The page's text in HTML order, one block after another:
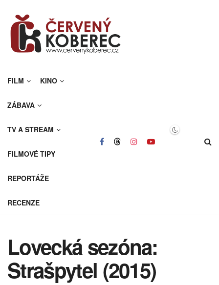
FILM KINO
ZÁBAVA
TV A STREAM
FILMOVÉ TIPY
REPORTÁŽE
RECENZE
Lovecká sezóna:
Strašpytel (2015)